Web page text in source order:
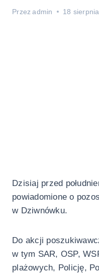
Przez admin 18
Dzisiaj przed
powiadomione o
w Dziwnówku.
Do akcji
w tym SAR, OSP,
plażowych, Policję,